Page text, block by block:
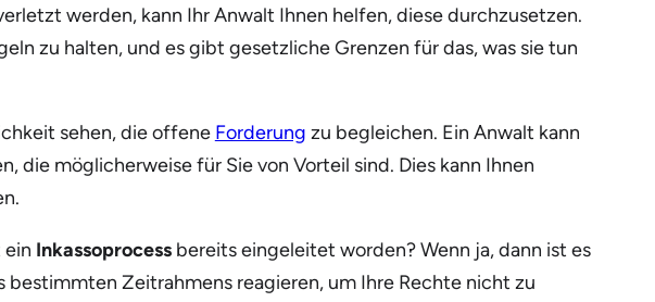
werden, kann Ihr Anwalt Ihnen helfen, diese durchzusetzen.
zu halten, und es gibt gesetzliche Grenzen für das, was sie tun
sehen, die offene Forderung zu begleichen. Ein Anwalt kann
die möglicherweise für Sie von Vorteil sind. Dies kann Ihnen
ein Inkassoprocessbereits eingeleitet worden? Wenn ja, dann ist es
bestimmten Zeitrahmens reagieren, um Ihre Rechte nicht zu